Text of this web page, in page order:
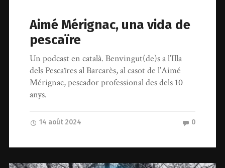
Aimé Mérignac, una vida de
pescaïre
Un podcast en català. Benvingut(de)s a l’Illa
dels Pescaïres al Barcarès, al casot de l’Aimé
Mérignac, pescador professional des dels 10
anys.
14 août 2024 0